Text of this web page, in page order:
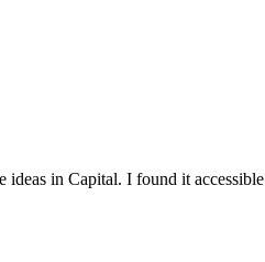
ideas in Capital. I found it accessible